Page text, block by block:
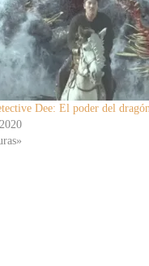
Dee: El poder del